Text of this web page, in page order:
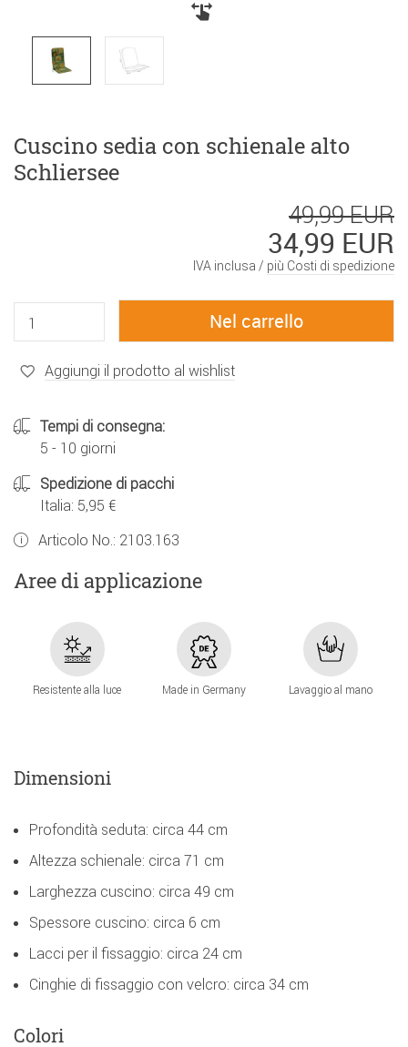
Cuscino sedia con schienale alto
Schliersee
49,99 EUR
34,99 EUR
IVA inclusa / più Costi di spedizione
Aggiungi il prodotto al wishlist
Tempi di consegna:
5 - 10 giorni
Spedizione di pacchi
Italia: 5,95 €
Articolo No.: 2103.163
Aree di applicazione
Resistente alla luce Made in Germany Lavaggio al mano
Dimensioni
Profondità seduta: circa 44 cm
Altezza schienale: circa 71 cm
Larghezza cuscino: circa 49 cm
Spessore cuscino: circa 6 cm
Lacci per il fissaggio: circa 24 cm
Cinghie di fissaggio con velcro: circa 34 cm
Colori